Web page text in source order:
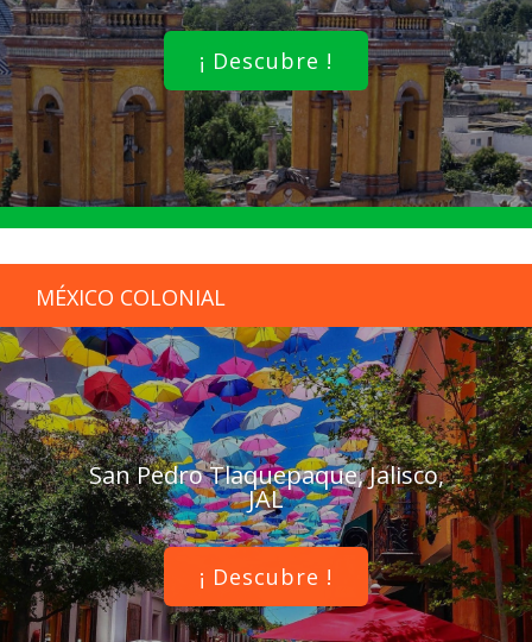
¡ Descubre !
MÉXICO COLONIAL
San Pedro Tlaquepaque, Jalisco,
JAL
¡ Descubre !